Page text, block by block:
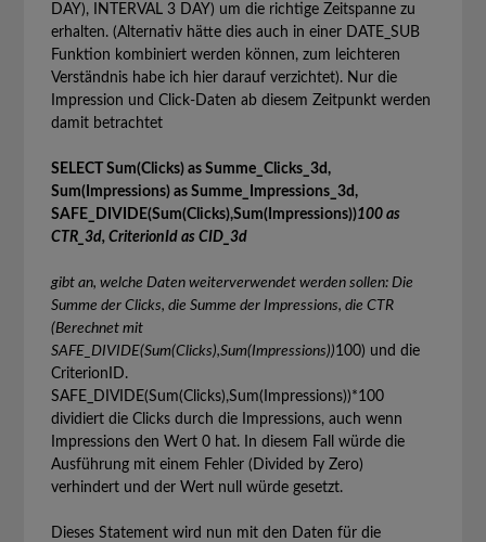
DAY), INTERVAL 3 DAY) um die richtige Zeitspanne zu
erhalten. (Alternativ hätte dies auch in einer DATE_SUB
Funktion kombiniert werden können, zum leichteren
Verständnis habe ich hier darauf verzichtet). Nur die
Impression und Click-Daten ab diesem Zeitpunkt werden
damit betrachtet
SELECT Sum(Clicks) as Summe_Clicks_3d,
Sum(Impressions) as Summe_Impressions_3d,
SAFE_DIVIDE(Sum(Clicks),Sum(Impressions))100 as
CTR_3d, CriterionId as CID_3d
gibt an, welche Daten weiterverwendet werden sollen: Die
Summe der Clicks, die Summe der Impressions, die CTR
(Berechnet mit
SAFE_DIVIDE(Sum(Clicks),Sum(Impressions))100) und die
CriterionID.
SAFE_DIVIDE(Sum(Clicks),Sum(Impressions))*100
dividiert die Clicks durch die Impressions, auch wenn
Impressions den Wert 0 hat. In diesem Fall würde die
Ausführung mit einem Fehler (Divided by Zero)
verhindert und der Wert null würde gesetzt.
Dieses Statement wird nun mit den Daten für die